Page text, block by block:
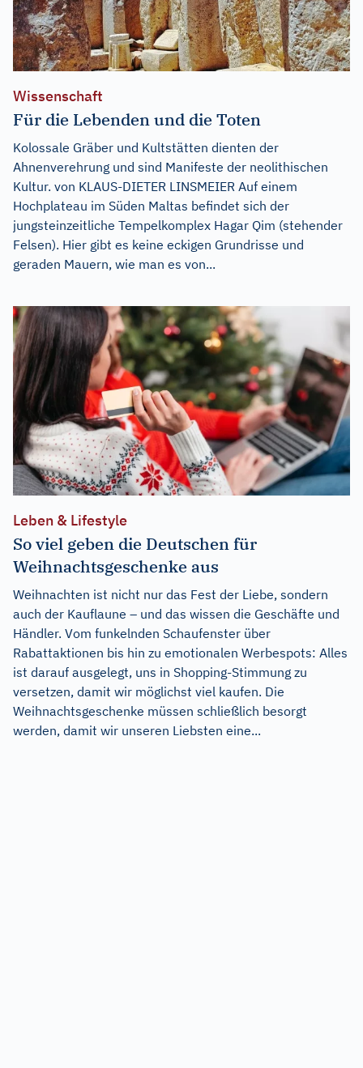
Wissenschaft
Für die Lebenden und die Toten
Kolossale Gräber und Kultstätten dienten der
Ahnenverehrung und sind Manifeste der neolithischen
Kultur. von KLAUS-DIETER LINSMEIER Auf einem
Hochplateau im Süden Maltas befindet sich der
jungsteinzeitliche Tempelkomplex Hagar Qim (stehender
Felsen). Hier gibt es keine eckigen Grundrisse und
geraden Mauern, wie man es von...
Leben & Lifestyle
So viel geben die Deutschen für
Weihnachtsgeschenke aus
Weihnachten ist nicht nur das Fest der Liebe, sondern
auch der Kauflaune – und das wissen die Geschäfte und
Händler. Vom funkelnden Schaufenster über
Rabattaktionen bis hin zu emotionalen Werbespots: Alles
ist darauf ausgelegt, uns in Shopping-Stimmung zu
versetzen, damit wir möglichst viel kaufen. Die
Weihnachtsgeschenke müssen schließlich besorgt
werden, damit wir unseren Liebsten eine...